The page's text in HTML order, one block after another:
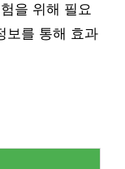
을 위해 필요
보를 통해 효과